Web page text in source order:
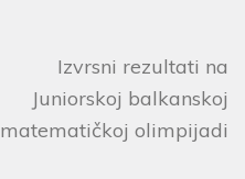
Izvrsni rezultati na
Juniorskoj balkanskoj
matematičkoj olimpijadi